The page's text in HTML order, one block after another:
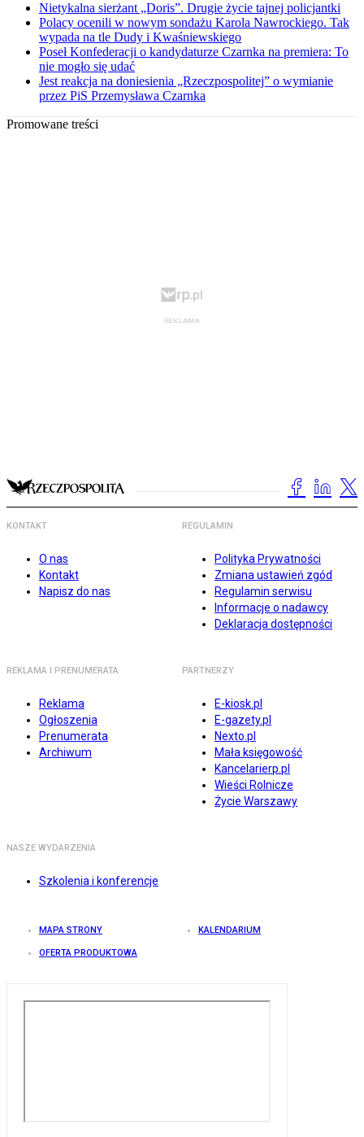
Nietykalna sierżant „Doris”. Drugie życie tajnej policjantki
Polacy ocenili w nowym sondażu Karola Nawrockiego. Tak
wypada na tle Dudy i Kwaśniewskiego
Poseł Konfederacji o kandydaturze Czarnka na premiera: To
nie mogło się udać
Jest reakcja na doniesienia „Rzeczpospolitej” o wymianie
przez PiS Przemysława Czarnka
Promowane treści
KONTAKT
O nas
Kontakt
Napisz do nas
REGULAMIN
Polityka Prywatności
Zmiana ustawień zgód
Regulamin serwisu
Informacje o nadawcy
Deklaracja dostępności
REKLAMA I PRENUMERATA
Reklama
Ogłoszenia
Prenumerata
Archiwum
PARTNERZY
E-kiosk.pl
E-gazety.pl
Nexto.pl
Mała księgowość
Kancelarierp.pl
Wieści Rolnicze
Życie Warszawy
NASZE WYDARZENIA
Szkolenia i konferencje
MAPA STRONY KALENDARIUM
OFERTA PRODUKTOWA